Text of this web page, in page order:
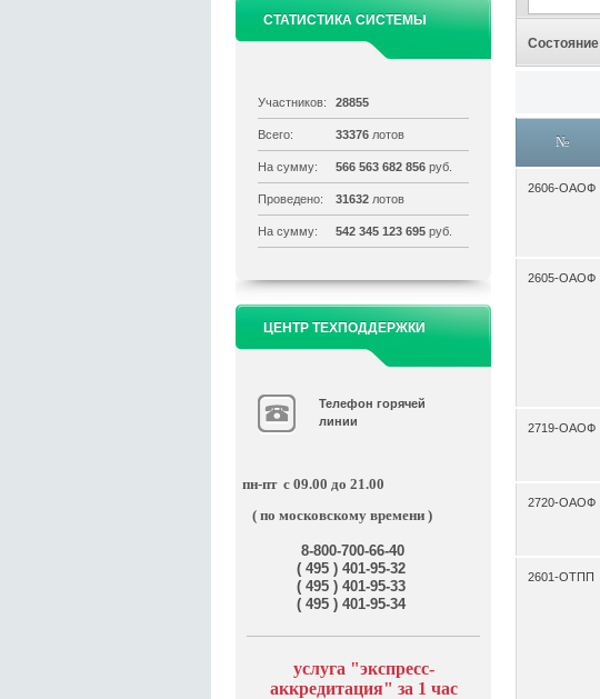
СТАТИСТИКА СИСТЕМЫ
Участников: 28855
Всего: 33376 лотов
На сумму: 566 563 682 856 руб.
Проведено: 31632 лотов
На сумму: 542 345 123 695 руб.
ЦЕНТР ТЕХПОДДЕРЖКИ
Телефон горячей
линии
пн-пт с 09.00 до 21.00
( по московскому времени )
8-800-700-66-40
( 495 ) 401-95-32
( 495 ) 401-95-33
( 495 ) 401-95-34
услуга "экспресс-
аккредитация" за 1 час
Состояние
№
2606-ОАОФ
2605-ОАОФ
2719-ОАОФ
2720-ОАОФ
2601-ОТПП